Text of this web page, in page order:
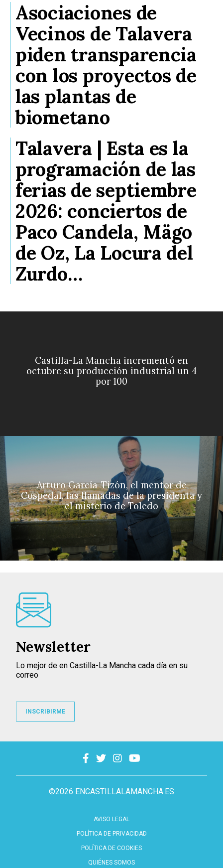
Asociaciones de
Vecinos de Talavera
piden transparencia
con los proyectos de
las plantas de
biometano
Talavera | Esta es la
programación de las
ferias de septiembre
2026: conciertos de
Paco Candela, Mägo
de Oz, La Locura del
Zurdo…
Castilla-La Mancha incrementó en
octubre su producción industrial un 4
por 100
Arturo García-Tizón, el mentor de
Cospedal, las llamadas de la presidenta y
el misterio de Toledo
©2026 ENCASTILLALAMANCHA.ES
AVISO LEGAL
POLÍTICA DE PRIVACIDAD
POLÍTICA DE COOKIES
QUIÉNES SOMOS
Newsletter
Lo mejor de en Castilla-La Mancha cada día en su
correo
INSCRIBIRME